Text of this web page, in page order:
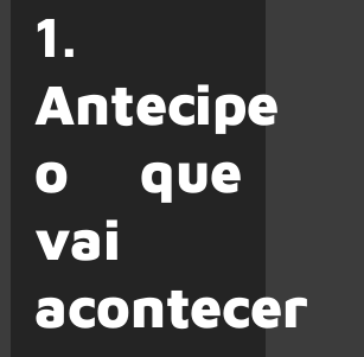
1.
Antecipe
o que
vai
acontecer